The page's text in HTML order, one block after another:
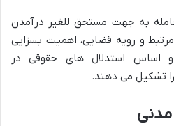
به جهت مستحق للغیر درآمدن
مرتبط و رویه قضایی، اهمیت بسزایی
و اساس استدلال های حقوقی در
تشکیل می دهند.
مدنی